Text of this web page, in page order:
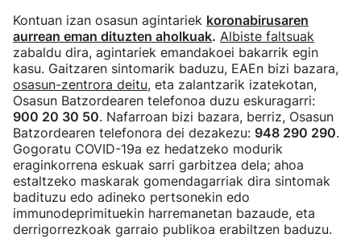
Kontuan izan osasun agintariek koronabirusaren
aurrean eman dituzten aholkuak. Albiste faltsuak
zabaldu dira, agintariek emandakoei bakarrik egin
kasu. Gaitzaren sintomarik baduzu, EAEn bizi bazara,
osasun-zentrora deitu, eta zalantzarik izatekotan,
Osasun Batzordearen telefonoa duzu eskuragarri:
900 20 30 50. Nafarroan bizi bazara, berriz, Osasun
Batzordearen telefonora dei dezakezu: 948 290 290.
Gogoratu COVID-19a ez hedatzeko modurik
eraginkorrena eskuak sarri garbitzea dela; ahoa
estaltzeko maskarak gomendagarriak dira sintomak
badituzu edo adineko pertsonekin edo
immunodeprimituekin harremanetan bazaude, eta
derrigorrezkoak garraio publikoa erabiltzen baduzu.